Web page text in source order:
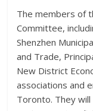
The members of
Committee,
Shenzhen
and Trade,
New District
associations and
Toronto. They